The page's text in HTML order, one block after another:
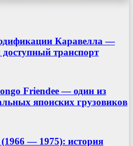
Каравелла —
транспорт
Friendee — один из
японских грузовиков
(1966 — 1975): история